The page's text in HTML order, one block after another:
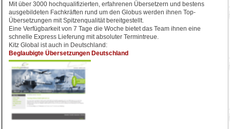
Mit über 3000 hochqualifizierten, erfahrenen Übersetzern und bestens
ausgebildeten Fachkräften rund um den Globus werden ihnen Top-
Übersetzungen mit Spitzenqualität bereitgestellt.
Eine Verfügbarkeit von 7 Tage die Woche bietet das Team ihnen eine
schnelle Express Lieferung mit absoluter Termintreue.
Kitz Global ist auch in Deutschland:
Beglaubigte Übersetzungen Deutschland